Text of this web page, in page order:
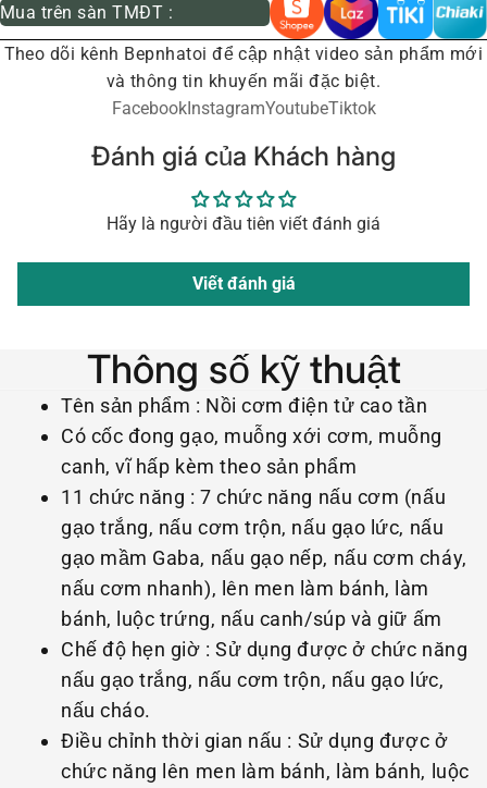
Mua trên sàn TMĐT :
Theo dõi kênh Bepnhatoi để cập nhật video sản phẩm mới
và thông tin khuyến mãi đặc biệt.
FacebookInstagramYoutubeTiktok
Đánh giá của Khách hàng
Hãy là người đầu tiên viết đánh giá
Viết đánh giá
Thông số kỹ thuật
Tên sản phẩm : Nồi cơm điện tử cao tần
Có cốc đong gạo, muỗng xới cơm, muỗng
canh, vĩ hấp kèm theo sản phẩm
11 chức năng : 7 chức năng nấu cơm (nấu
gạo trắng, nấu cơm trộn, nấu gạo lức, nấu
gạo mầm Gaba, nấu gạo nếp, nấu cơm cháy,
nấu cơm nhanh), lên men làm bánh, làm
bánh, luộc trứng, nấu canh/súp và giữ ấm
Chế độ hẹn giờ : Sử dụng được ở chức năng
nấu gạo trắng, nấu cơm trộn, nấu gạo lức,
nấu cháo.
Điều chỉnh thời gian nấu : Sử dụng được ở
chức năng lên men làm bánh, làm bánh, luộc